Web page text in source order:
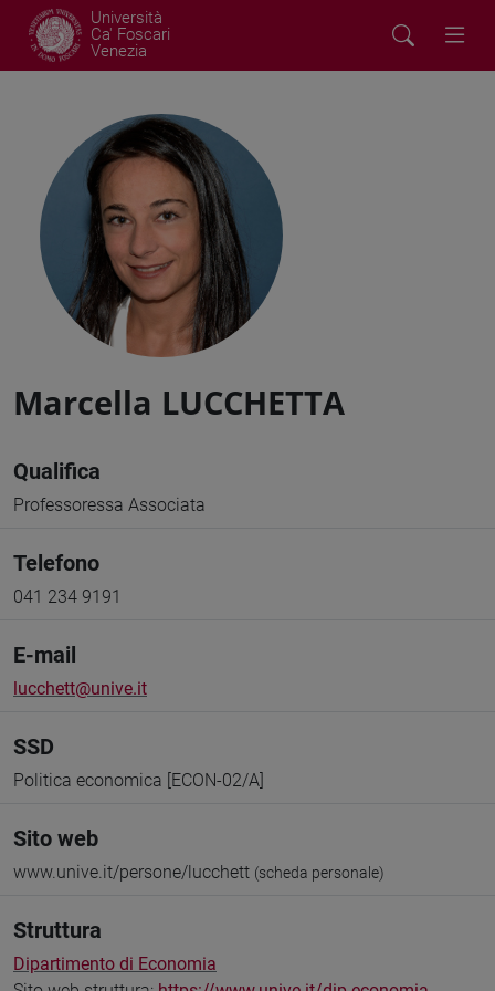
Università
Ca' Foscari
Venezia
Marcella LUCCHETTA
Qualifica
Professoressa Associata
Telefono
041 234 9191
E-mail
lucchett@unive.it
SSD
Politica economica [ECON-02/A]
Sito web
www.unive.it/persone/lucchett (scheda personale)
Struttura
Dipartimento di Economia